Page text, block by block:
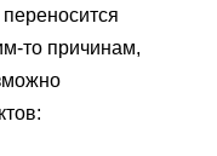
то причинам,